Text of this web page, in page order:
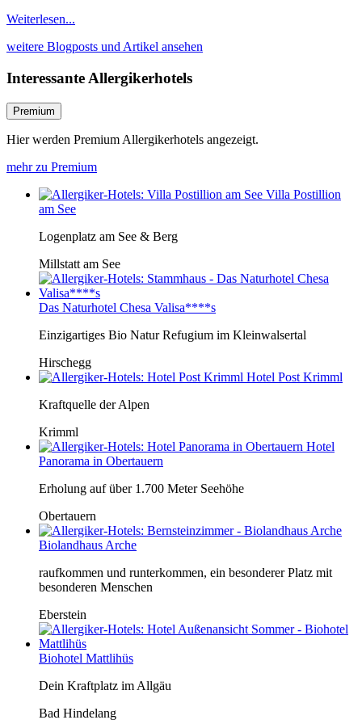
Weiterlesen...
weitere Blogposts und Artikel ansehen
Interessante Allergikerhotels
Premium
Hier werden Premium Allergikerhotels angezeigt.
mehr zu Premium
Villa Postillion
am See
Logenplatz am See & Berg
Millstatt am See
Das Naturhotel Chesa Valisa****s
Einzigartiges Bio Natur Refugium im Kleinwalsertal
Hirschegg
Hotel Post Krimml
Kraftquelle der Alpen
Krimml
Hotel
Panorama in Obertauern
Erholung auf über 1.700 Meter Seehöhe
Obertauern
Biolandhaus Arche
raufkommen und runterkommen, ein besonderer Platz mit
besonderen Menschen
Eberstein
Biohotel Mattlihüs
Dein Kraftplatz im Allgäu
Bad Hindelang